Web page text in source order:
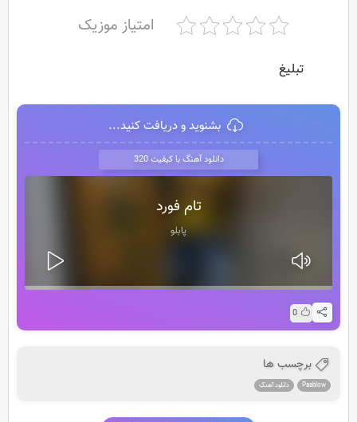
امتیاز موزیک
تبلیغ
بشنوید و دریافت کنید...
دانلود آهنگ با کیفیت 320
تام فورد
پابلو
0
برچسب ها
Paablow دانلود آهنگ